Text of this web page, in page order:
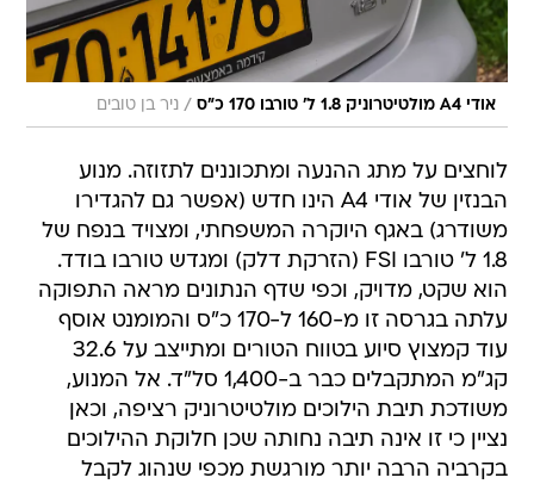
אודי A4 מולטיטרוניק 1.8 ל' טורבו 170 כ"ס / ניר בן טובים
לוחצים על מתג ההנעה ומתכוננים לתזוזה. מנוע
הבנזין של אודי A4 הינו חדש (אפשר גם להגדירו
משודרג) באגף היוקרה המשפחתי, ומצויד בנפח של
1.8 ל' טורבו FSI (הזרקת דלק) ומגדש טורבו בודד.
הוא שקט, מדויק, וכפי שדף הנתונים מראה התפוקה
עלתה בגרסה זו מ-160 ל-170 כ"ס והמומנט אוסף
עוד קמצוץ סיוע בטווח הטורים ומתייצב על 32.6
קג"מ המתקבלים כבר ב-1,400 סל"ד. אל המנוע,
משודכת תיבת הילוכים מולטיטרוניק רציפה, וכאן
נציין כי זו אינה תיבה נחותה שכן חלוקת ההילוכים
בקרביה הרבה יותר מורגשת מכפי שנהוג לקבל